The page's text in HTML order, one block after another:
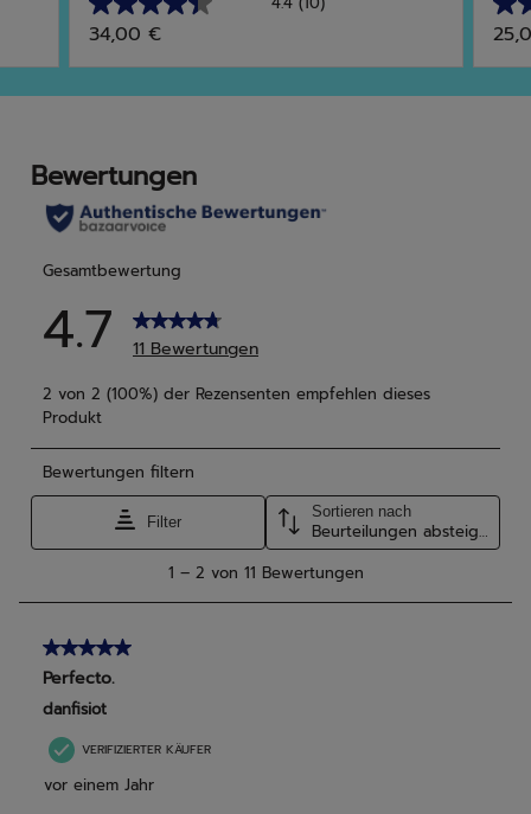
4.4
von
5
Sternen.
Bewertungen
34,00 €
5.0
von
5